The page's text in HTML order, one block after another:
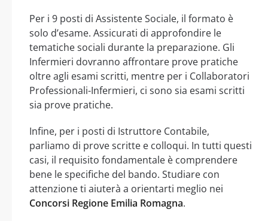
Per i 9 posti di Assistente Sociale, il formato è
solo d’esame. Assicurati di approfondire le
tematiche sociali durante la preparazione. Gli
Infermieri dovranno affrontare prove pratiche
oltre agli esami scritti, mentre per i Collaboratori
Professionali-Infermieri, ci sono sia esami scritti
sia prove pratiche.
Infine, per i posti di Istruttore Contabile,
parliamo di prove scritte e colloqui. In tutti questi
casi, il requisito fondamentale è comprendere
bene le specifiche del bando. Studiare con
attenzione ti aiuterà a orientarti meglio nei
Concorsi Regione Emilia Romagna.